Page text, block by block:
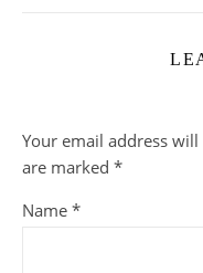
Your email address
are marked *
Name *